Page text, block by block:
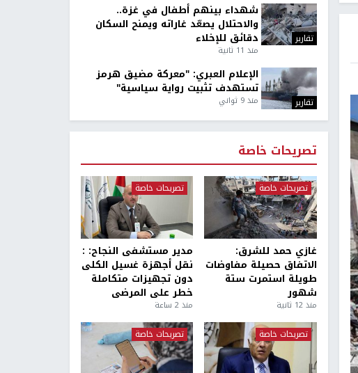
تقارير
شهداء بينهم أطفال في غزة..
والاحتلال يصعّد غاراته ويمنح السكان
دقائق للإخلاء
منذ 11 ثانية
تقارير
الإعلام العبري: "معركة مضيق هرمز
تستهدف تثبيت رواية سياسية"
منذ 9 ثواني
تصريحات خاصة
تصريحات خاصة
غازي حمد للشرق:
الاتفاق حصيلة مفاوضات
طويلة استمرت ستة
شهور
منذ 12 ثانية
تصريحات خاصة
مدير مستشفى النجاح: :
نقل أجهزة غسيل الكلى
دون تجهيزات متكاملة
خطر على المرضى
منذ 2 ساعة
تصريحات خاصة تصريحات خاصة